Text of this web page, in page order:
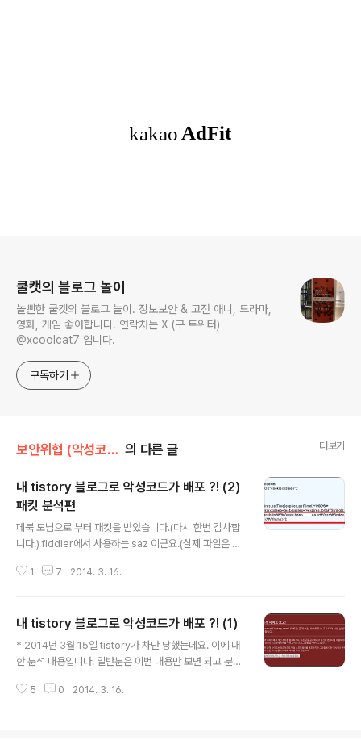
쿨캣의 블로그 놀이
놀뻔한 쿨캣의 블로그 놀이. 정보보안 & 고전 애니, 드라마,
영화, 게임 좋아합니다. 연락처는 X (구 트위터)
@xcoolcat7 입니다.
구독하기
보안위협 (악성코드, 취약점)/악성코드 (Malware) 의 다른 글 더보기
내 tistory 블로그로 악성코드가 배포 ?! (2)
패킷 분석편
페북 모님으로 부터 패킷을 받았습니다.(다시 한번 감사합
니다.) fiddler에서 사용하는 saz 이군요.(실제 파일은 zi
합니다.윈도우 7에서는 닷넷 4.x가 포함되어 있으니(저는
다운로드 합니다. 회사에서는 대체로 자동화된 시스템에서
샘플이 수집 되어서 패킷을 보는 경우는 많지 않은데 요즘
은 fiddler 를 많이 사용하더군요. 몇 번 사용 안 해봐서 아
rchive]로 saz 파일을 엽니다. 그럼 주고 받은 ..
1 7 2014. 3. 16.
내 tistory 블로그로 악성코드가 배포 ?! (1)
* 2014년 3월 15일 tistory가 차단 당했는데요. 이에 대
한 분석 내용입니다. 일반분은 이번 내용만 보면 되고 분석
니다. 2014년 3월 15일 블로그에 글 올리려고 들어왔더
5 0 2014. 3. 16.